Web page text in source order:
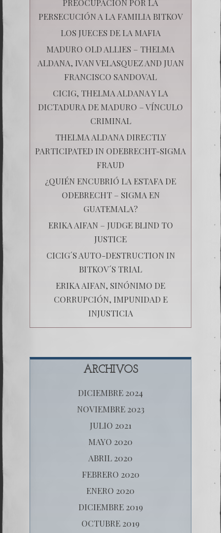
PREOCUPACIÓN POR LA
PERSECUCIÓN A LA FAMILIA BITKOV
LOS JUECES DE LA MAFIA
MADURO OLD ALLIES – THELMA
ALDANA, IVAN VELASQUEZ AND JUAN
FRANCISCO SANDOVAL
CICIG, THELMA ALDANA Y LA
DICTADURA DE MADURO – VÍNCULO
CRIMINAL
THELMA ALDANA DIRECTLY
PARTICIPATED IN ODEBRECHT-SIGMA
FRAUD
¿QUIÉN ENCUBRIÓ LA ESTAFA DE
ODEBRECHT – SIGMA EN
GUATEMALA?
ERIKA AIFAN – JUDGE BLIND TO
JUSTICE
CICIG´S AUTO-DESTRUCTION IN
BITKOV´S TRIAL
ERIKA AIFAN, SINÓNIMO DE
CORRUPCIÓN, IMPUNIDAD E
INJUSTICIA
ARCHIVOS
DICIEMBRE 2024
NOVIEMBRE 2023
JULIO 2021
MAYO 2020
ABRIL 2020
FEBRERO 2020
ENERO 2020
DICIEMBRE 2019
OCTUBRE 2019